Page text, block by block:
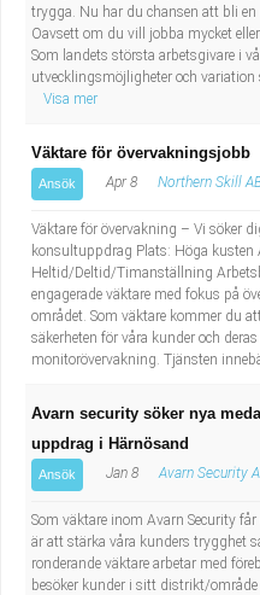
trygga. Nu har du chansen att bli en
Oavsett om du vill jobba mycket
Som landets största arbetsgivare i
utvecklingsmöjligheter och
Visa mer
Väktare för övervakningsjobb
Ansök Apr 8 Northern Skill
Väktare för övervakning – Vi söker
konsultuppdrag Plats: Höga
Heltid/Deltid/Timanställning
engagerade väktare med fokus på
området. Som väktare kommer du
säkerheten för våra kunder och
monitorövervakning. Tjänsten
Avarn security söker nya
uppdrag i Härnösand
Ansök Jan 8 Avarn Security
Som väktare inom Avarn Security
är att stärka våra kunders trygghet
ronderande väktare arbetar med
besöker kunder i sitt distrikt/